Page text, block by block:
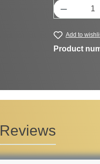
Product
Add to
Product
Reviews